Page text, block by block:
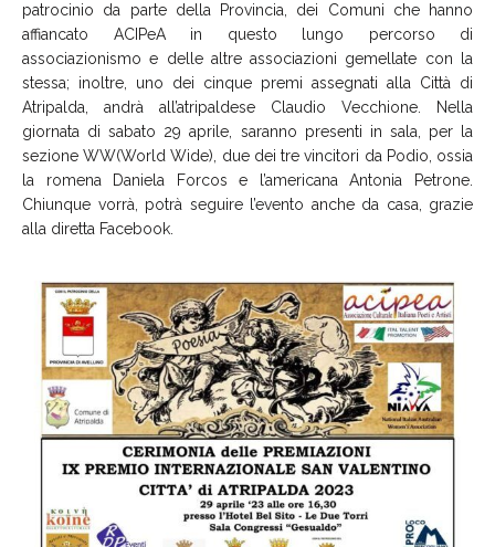
patrocinio da parte della Provincia, dei Comuni che hanno
affiancato ACIPeA in questo lungo percorso di
associazionismo e delle altre associazioni gemellate con la
stessa; inoltre, uno dei cinque premi assegnati alla Città di
Atripalda, andrà all’atripaldese Claudio Vecchione. Nella
giornata di sabato 29 aprile, saranno presenti in sala, per la
sezione WW(World Wide), due dei tre vincitori da Podio, ossia
la romena Daniela Forcos e l’americana Antonia Petrone.
Chiunque vorrà, potrà seguire l’evento anche da casa, grazie
alla diretta Facebook.